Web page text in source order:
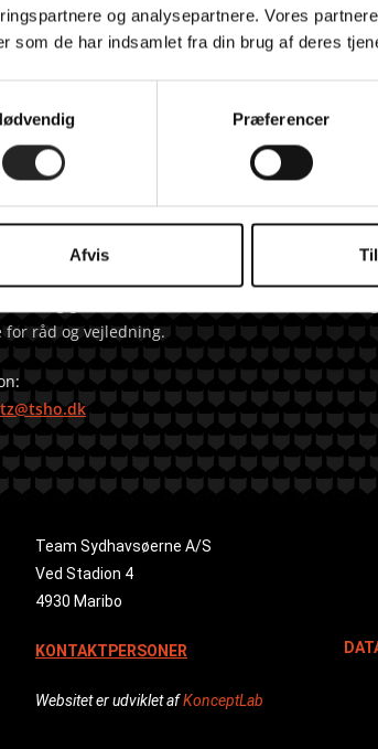
og analysepartnere. Vores
som de har indsamlet fra din brug af deres
Præferencer
Afvis
ved, er:
Café Mynte, Marielyst Strandvej 60, 4873
Skovridergaarden, Svingelen 4900 Nakskov.
mødested: 2010 Vin & Velsmag, C.E.
60 km og slutter hver gang med fælles spisning
og gerne vil skifte niveau i forhold til sidste
for råd og vejledning.
Team Sydhavsøerne A/S
Ved Stadion 4
4930 Maribo
KONTAKTPERSONER
Websitet er udviklet afKonceptLab